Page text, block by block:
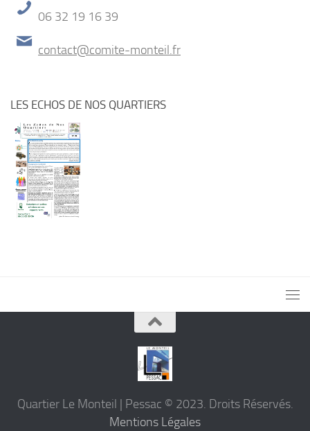
06 32 19 16 39
contact@comite-monteil.fr
LES ECHOS DE NOS QUARTIERS
Quartier Le Monteil | Pessac © 2023. Droits Réservés.
Mentions Légales